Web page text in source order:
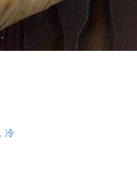
冷